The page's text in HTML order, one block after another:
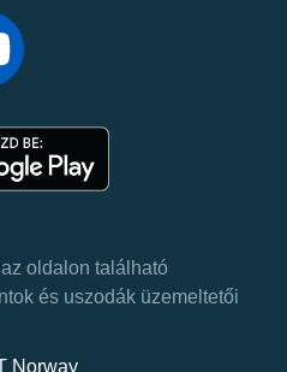
oldalon található
és uszodák üzemeltetői
Norway